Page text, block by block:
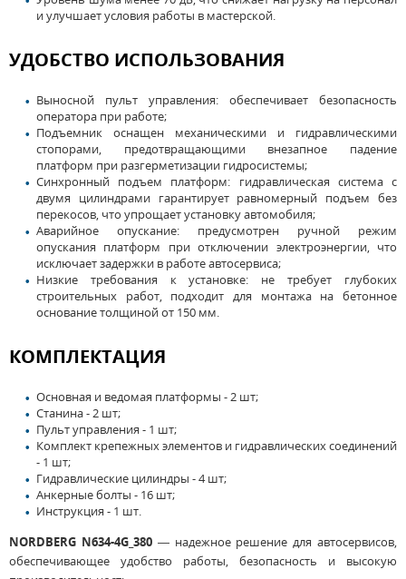
и улучшает условия работы в мастерской.
УДОБСТВО ИСПОЛЬЗОВАНИЯ
Выносной пульт управления: обеспечивает безопасность
оператора при работе;
Подъемник оснащен механическими и гидравлическими
стопорами, предотвращающими внезапное падение
платформ при разгерметизации гидросистемы;
Синхронный подъем платформ: гидравлическая система с
двумя цилиндрами гарантирует равномерный подъем без
перекосов, что упрощает установку автомобиля;
Аварийное опускание: предусмотрен ручной режим
опускания платформ при отключении электроэнергии, что
исключает задержки в работе автосервиса;
Низкие требования к установке: не требует глубоких
строительных работ, подходит для монтажа на бетонное
основание толщиной от 150 мм.
КОМПЛЕКТАЦИЯ
Основная и ведомая платформы - 2 шт;
Станина - 2 шт;
Пульт управления - 1 шт;
Комплект крепежных элементов и гидравлических соединений
- 1 шт;
Гидравлические цилиндры - 4 шт;
Анкерные болты - 16 шт;
Инструкция - 1 шт.
NORDBERG N634-4G_380— надежное решение для автосервисов,
обеспечивающее удобство работы, безопасность и высокую